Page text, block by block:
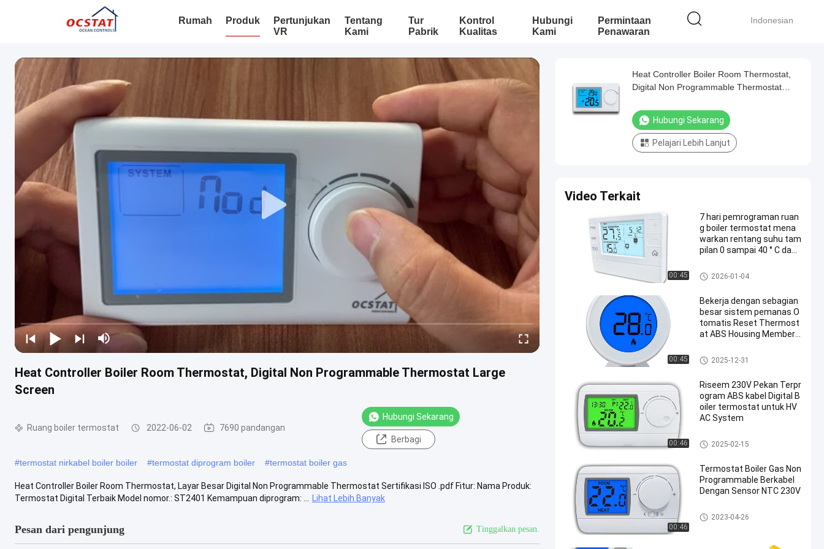
Indonesian
Rumah Produk
Pertunjukan
VR
Tentang
Kami
Tur
Pabrik
Kontrol
Kualitas
Hubungi
Kami
Permintaan
Penawaran
Heat Controller Boiler Room Thermostat, Digital Non Programmable Thermostat Large
Screen
Ruang boiler termostat 2022-06-02 7690 pandangan
Hubungi Sekarang
Berbagi
#termostat nirkabel boiler boiler #termostat diprogram boiler #termostat boiler gas
Heat Controller Boiler Room Thermostat, Layar Besar Digital Non Programmable Thermostat Sertifikasi ISO .pdf Fitur: Nama Produk:
Termostat Digital Terbaik Model nomor.: ST2401 Kemampuan diprogram: ...
Lihat Lebih Banyak
Pesan dari pengunjung Tinggalkan pesan.
Heat Controller Boiler Room Thermostat,
Digital Non Programmable Thermostat
Hubungi Sekarang
Pelajari Lebih Lanjut
Video Terkait
00:45
7 hari pemrograman ruan
g boiler termostat mena
warkan rentang suhu tam
pilan 0 sampai 40 ° C dan r
disesuaikan 5 sampai 35 °
C untuk manajemen pem
Ruang boiler termostat
2026-01-04
00:45
Bekerja dengan sebagian
besar sistem pemanas O
tomatis Reset Thermost
at ABS Housing Memberik
il dan konsisten
Ruang RF termostat
2025-12-31
00:46
Riseem 230V Pekan Terpr
ogram ABS kabel Digital B
oiler termostat untuk HV
AC System
Termostat ruang kabel
2025-02-15
00:46
Termostat Boiler Gas Non
Programmable Berkabel
Dengan Sensor NTC 230V
Termostat ruang kabel
2023-04-26